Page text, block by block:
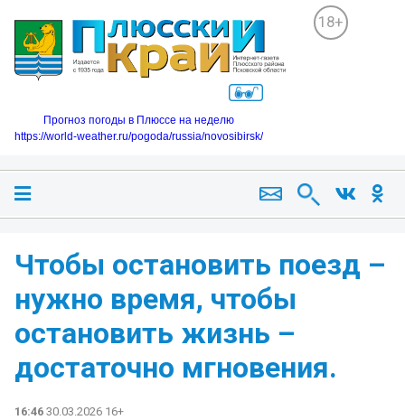
18+
Прогноз погоды в Плюссе на неделю
https://world-weather.ru/pogoda/russia/novosibirsk/
Чтобы остановить поезд –
нужно время, чтобы
остановить жизнь –
достаточно мгновения.
16:46 30.03.2026 16+